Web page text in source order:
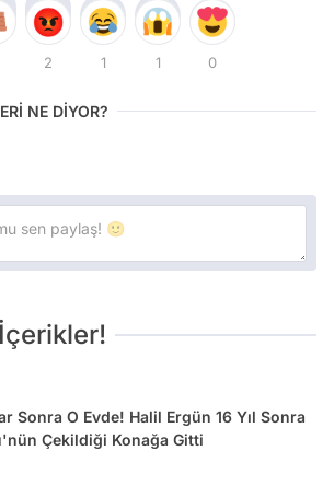
2 1 1 0
NE DİYOR?
Sonra O Evde! Halil Ergün 16 Yıl Sonra
Çekildiği Konağa Gitti